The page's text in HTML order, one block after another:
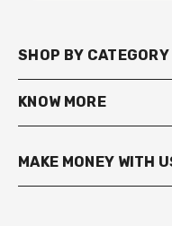
SHOP BY CATEGORY
KNOW MORE
MAKE MONEY WITH